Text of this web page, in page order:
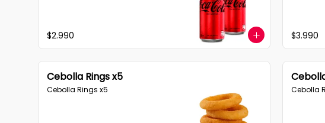
$2.990 $3.990
Cebolla Rings x5
Cebolla Rings x5 Cebolla